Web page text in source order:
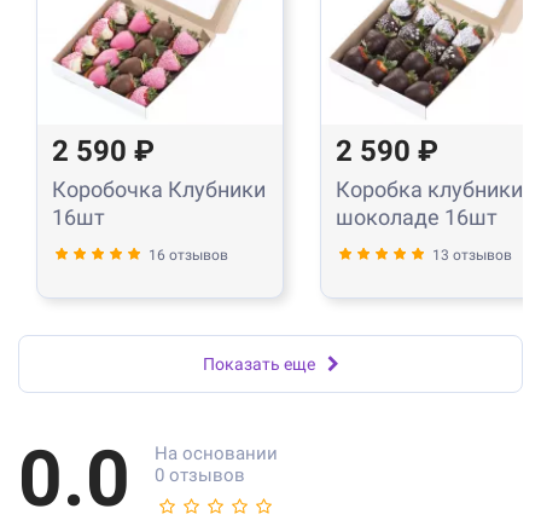
2 590 ₽
Коробочка Клубники
16шт
16 отзывов
2 590 ₽
Коробка клубники в
шоколаде 16шт
13 отзывов
Показать еще
0.0
На основании
0 отзывов